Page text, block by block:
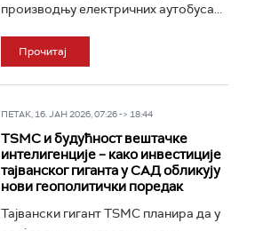
производњу електричних аутобуса...
Прочитај
ПЕТАК, 16. ЈАН 2026, 07:26 -> 18:44
TSMC и будућност вештачке
интелигенције – како инвестиције
тајванског гиганта у САД обликују
нови геополитички поредак
Тајвански гигант TSMC планира да у